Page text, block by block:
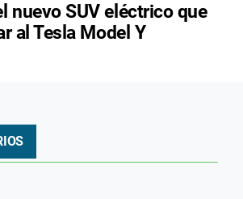
nuevo SUV eléctrico que
al Tesla Model Y